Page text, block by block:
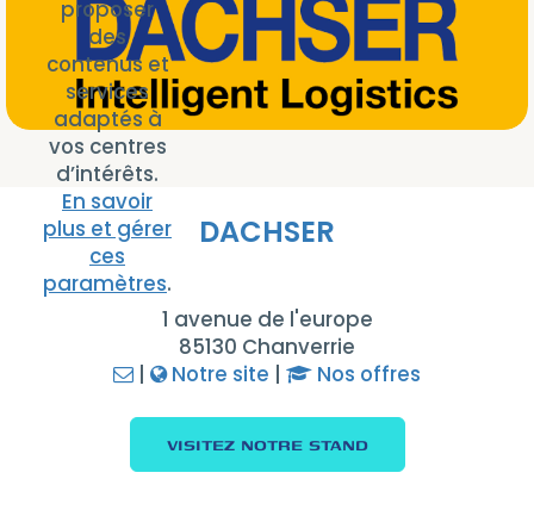
proposer
des
contenus et
services
adaptés à
vos centres
d’intérêts.
En savoir
plus et gérer
ces
paramètres.
DACHSER
1 avenue de l'europe
85130 Chanverrie
|
Notre site | Nos offres
VISITEZ NOTRE STAND